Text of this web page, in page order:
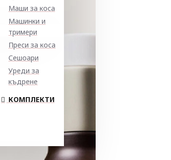
Маши за коса
Машинки и
тримери
Преси за коса
Сешоари
Уреди за
къдрене
КОМПЛЕКТИ